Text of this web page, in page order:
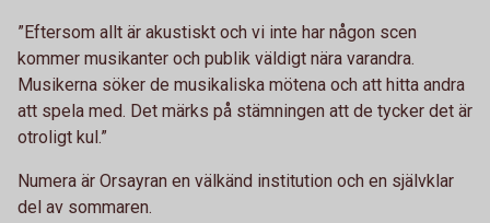
”Eftersom allt är akustiskt och vi inte har någon scen
kommer musikanter och publik väldigt nära varandra.
Musikerna söker de musikaliska mötena och att hitta andra
att spela med. Det märks på stämningen att de tycker det är
otroligt kul.”
Numera är Orsayran en välkänd institution och en självklar
del av sommaren.